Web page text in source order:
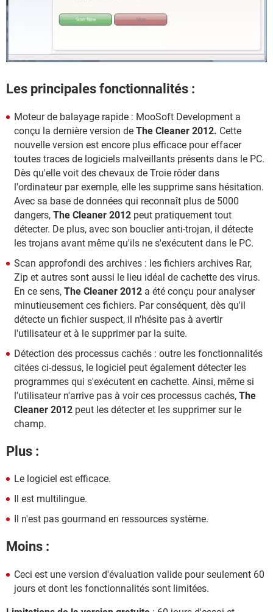
Les principales fonctionnalités :
Moteur de balayage rapide : MooSoft Development a
conçu la dernière version de The Cleaner 2012. Cette
nouvelle version est encore plus efficace pour effacer
toutes traces de logiciels malveillants présents dans le PC.
Dès qu'elle voit des chevaux de Troie rôder dans
l'ordinateur par exemple, elle les supprime sans hésitation.
Avec sa base de données qui reconnaît plus de 5000
dangers, The Cleaner 2012 peut pratiquement tout
détecter. De plus, avec son bouclier anti-trojan, il détecte
les trojans avant même qu'ils ne s'exécutent dans le PC.
Scan approfondi des archives : les fichiers archives Rar,
Zip et autres sont aussi le lieu idéal de cachette des virus.
En ce sens, The Cleaner 2012 a été conçu pour analyser
minutieusement ces fichiers. Par conséquent, dès qu'il
détecte un fichier suspect, il n'hésite pas à avertir
l'utilisateur et à le supprimer par la suite.
Détection des processus cachés : outre les fonctionnalités
citées ci-dessus, le logiciel peut également détecter les
programmes qui s'exécutent en cachette. Ainsi, même si
l'utilisateur n'arrive pas à voir ces processus cachés, The
Cleaner 2012 peut les détecter et les supprimer sur le
champ.
Plus :
Le logiciel est efficace.
Il est multilingue.
Il n'est pas gourmand en ressources système.
Moins :
Ceci est une version d'évaluation valide pour seulement 60
jours et dont les fonctionnalités sont limitées.